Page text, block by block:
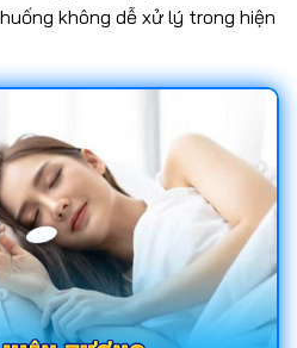
không dễ xử lý trong hiện